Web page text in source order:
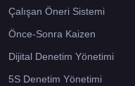
Çalışan Öneri Sistemi
Önce-Sonra Kaizen
Dijital Denetim Yönetimi
5S Denetim Yönetimi